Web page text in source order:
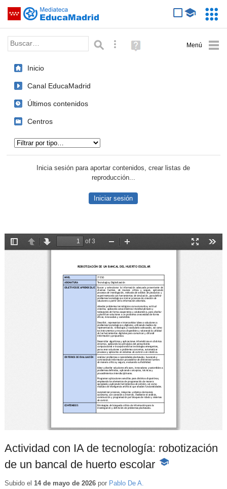
Saltar navegación
Palabra o frase: Búsqueda avanzada
Ayuda
(en
Inicio
Canal EducaMadrid
Últimos contenidos
Centros
Inicia sesión para aportar contenidos, crear listas de
reproducción...
Iniciar sesión
Actividad con IA de tecnología: robotización
de un bancal de huerto escolar -
Subido el 14 de mayo de 2026por Pablo De A.